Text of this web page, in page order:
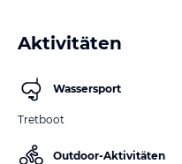
Aktivitäten
Wassersport
Tretboot
Outdoor-Aktivitäten